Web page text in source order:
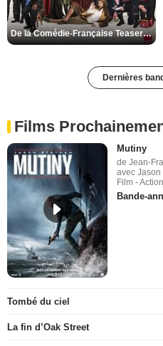
De la Comédie-Française Teaser (3) VF
Dernières
Films
Mutiny
de Jean-
avec Jason
Film - Action
Bande-
Tombé du ciel
La fin d’Oak Street